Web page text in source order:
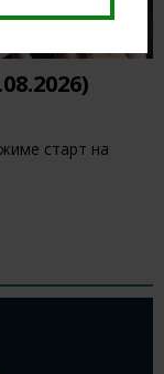
старт на